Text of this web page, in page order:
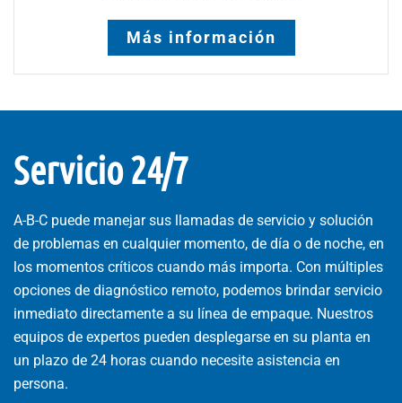
Más información
Servicio 24/7
A-B-C puede manejar sus llamadas de servicio y solución
de problemas en cualquier momento, de día o de noche, en
los momentos críticos cuando más importa. Con múltiples
opciones de diagnóstico remoto, podemos brindar servicio
inmediato directamente a su línea de empaque. Nuestros
equipos de expertos pueden desplegarse en su planta en
un plazo de 24 horas cuando necesite asistencia en
persona.